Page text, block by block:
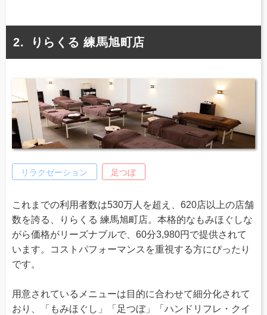
りらくる 練馬旭町店
リラクゼーション 足つぼ
これまでの利用者数は530万人を超え、620店以上の店舗
数を誇る、りらくる 練馬旭町店。本格的なもみほぐしな
がら価格がリーズナブルで、60分3,980円で提供されて
います。コストパフォーマンスを重視する方にぴったり
です。
用意されているメニューは目的に合わせて細分化されて
おり、「もみほぐし」「足つぼ」「ハンドリフレ・クイ